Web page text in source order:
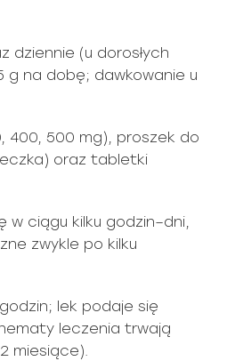
dziennie (u dorosłych
g na dobę; dawkowanie u
400, 500 mg), proszek do
oraz tabletki
ciągu kilku godzin–dni,
zwykle po kilku
lek podaje się
leczenia trwają
miesiące).